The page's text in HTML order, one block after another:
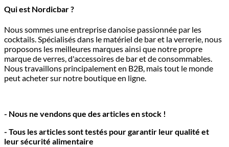
Qui est Nordicbar ?
Nous sommes une entreprise danoise passionnée par les
cocktails. Spécialisés dans le matériel de bar et la verrerie, nous
proposons les meilleures marques ainsi que notre propre
marque de verres, d'accessoires de bar et de consommables.
Nous travaillons principalement en B2B, mais tout le monde
peut acheter sur notre boutique en ligne.
- Nous ne vendons que des articles en stock !
- Tous les articles sont testés pour garantir leur qualité et
leur sécurité alimentaire